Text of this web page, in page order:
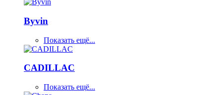
Byvin
Показать ещё...
CADILLAC
Показать ещё...